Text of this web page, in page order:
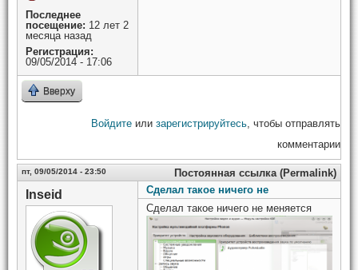
Последнее
посещение: 12 лет 2
месяца назад
Регистрация:
09/05/2014 - 17:06
Вверху
Войдите или зарегистрируйтесь , чтобы отправлять
комментарии
пт, 09/05/2014 - 23:50 Постоянная ссылка (Permalink)
Inseid
Сделал такое ничего не
Сделал такое ничего не меняется